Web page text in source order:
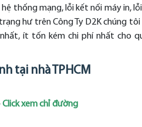
thống mạng, lỗi kết nối máy in,
hư trên Công Ty D2K chúng tôi
ít tốn kém chi phí nhất cho
tại nhà TPHCM
Click xem chỉ đường